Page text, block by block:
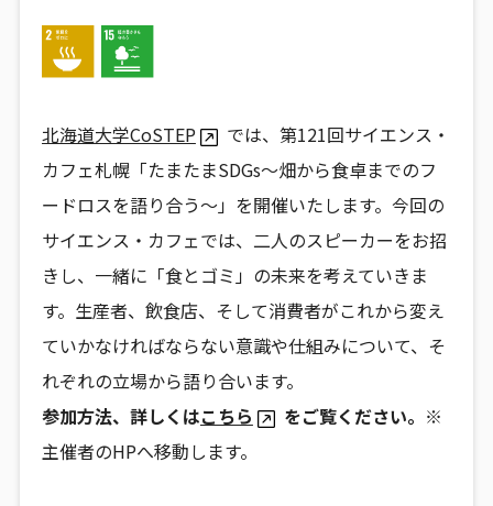
北海道大学CoSTEP
では、第121回サイエンス・
カフェ札幌「たまたまSDGs～畑から食卓までのフ
ードロスを語り合う～」を開催いたします。今回の
サイエンス・カフェでは、二人のスピーカーをお招
きし、一緒に「食とゴミ」の未来を考えていきま
す。生産者、飲食店、そして消費者がこれから変え
ていかなければならない意識や仕組みについて、そ
れぞれの立場から語り合います。
参加方法、詳しくはこちら をご覧ください。 ※
主催者のHPへ移動します。